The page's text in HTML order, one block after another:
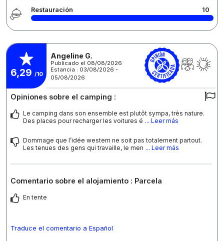
Restauración 10
6,29 /10
Angeline G.
Publicado el 08/08/2026
Estancia : 03/08/2026 -
05/08/2026
Opiniones sobre el camping :
Le camping dans son ensemble est plutôt sympa, très nature.
Des places pour recharger les voitures é ... Leer más
Dommage que l’idée western ne soit pas totalement partout.
Les tenues des gens qui travaille, le men ... Leer más
Comentario sobre el alojamiento : Parcela
En tente
Traduce el comentario a Español